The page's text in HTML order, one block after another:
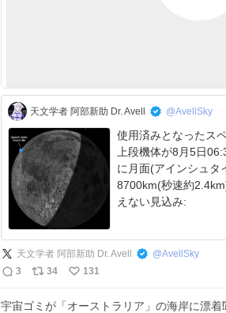
天文学者 阿部新助 Dr. Avell @AvellSky
使用済みとなったス
上段機体が8月5日
に月面(アインシュタ
8700km(秒速約2.4km)で衝突す
えない見込み:
天文学者 阿部新助 Dr. Avell @AvellSky
3
34 131
宇宙ゴミが「オーストラリア」の海岸に漂